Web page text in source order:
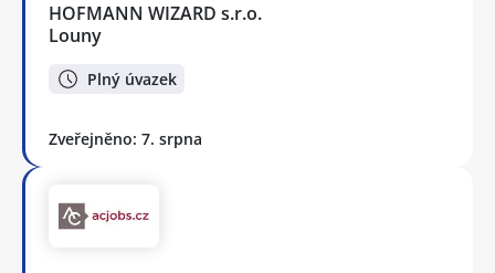
HOFMANN WIZARD s.r.o.
Louny
Plný úvazek
Zveřejněno: 7. srpna